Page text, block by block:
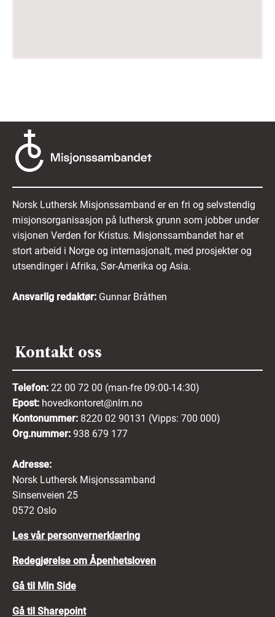
Norsk Luthersk Misjonssamband er en fri og selvstendig
misjonsorganisasjon på luthersk grunn som jobber under
visjonen Verden for Kristus. Misjonssambandet har et
stort arbeid i Norge og internasjonalt, med prosjekter og
utsendinger i Afrika, Sør-Amerika og Asia.
Ansvarlig redaktør: Gunnar Bråthen
Kontakt oss
Telefon: 22 00 72 00 (man-fre 09:00-14:30)
Epost: hovedkontoret@nlm.no
Kontonummer: 8220 02 90131 (Vipps: 700 000)
Org.nummer: 938 679 177
Adresse:
Norsk Luthersk Misjonssamband
Sinsenveien 25
0572 Oslo
Les vår personvernerklæring
Redegjørelse om Åpenhetsloven
Gå til Min Side
Gå til Sharepoint